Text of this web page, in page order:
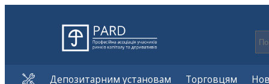
Депозитарним установам Торговцям